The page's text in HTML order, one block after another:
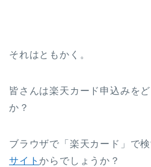
それはともかく。
皆さんは楽天カード申込みを
か？
ブラウザで「楽天カード」で
サイトからでしょうか？